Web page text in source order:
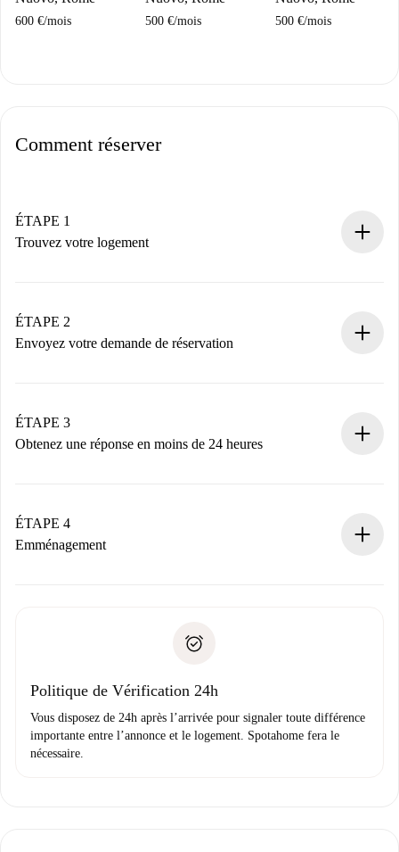
600 €/mois 500 €/mois 500 €/mois
Comment réserver
ÉTAPE 1
Trouvez votre logement
Vous disposez à l’avance de toutes les informations
nécessaires.
ÉTAPE 2
Envoyez votre demande de réservation
Nous ne vous facturerons rien tant que le propriétaire
n’aura pas accepté.
ÉTAPE 3
Obtenez une réponse en moins de 24 heures
contact avec le propriétaire.
Si refusé : aucun prélèvement et nous vous proposerons
Justificatif de solvabilité
ÉTAPE 4
Emménagement
uniquement si aucun problème n'est signalé.
Politique de Vérification 24h
Vous disposez de 24h après l’arrivée pour signaler toute différence
importante entre l’annonce et le logement. Spotahome fera le
nécessaire.